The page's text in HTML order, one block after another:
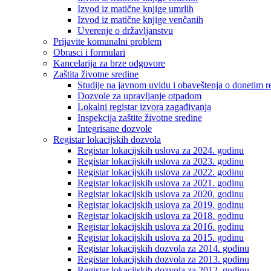
Izvod iz matične knjige umrlih
Izvod iz matične knjige venčanih
Uverenje o državljanstvu
Prijavite komunalni problem
Obrasci i formulari
Kancelarija za brze odgovore
Zaštita životne sredine
Studije na javnom uvidu i obaveštenja o donetim
Dozvole za upravljanje otpadom
Lokalni registar izvora zagađivanja
Inspekcija zaštite životne sredine
Integrisane dozvole
Registar lokacijskih dozvola
Registar lokacijskih uslova za 2024. godinu
Registar lokacijskih uslova za 2023. godinu
Registar lokacijskih uslova za 2022. godinu
Registar lokacijskih uslova za 2021. godinu
Registar lokacijskih uslova za 2020. godinu
Registar lokacijskih uslova za 2019. godinu
Registar lokacijskih uslova za 2018. godinu
Registar lokacijskih uslova za 2016. godinu
Registar lokacijskih uslova za 2015. godinu
Registar lokacijskih dozvola za 2014. godinu
Registar lokacijskih dozvola za 2013. godinu